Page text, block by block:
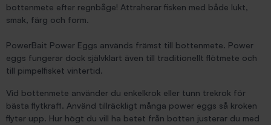
bottenmete efter regnbåge! Attraherar fisken med både lukt,
smak, färg och form.
PowerBait Power Eggs används främst till bottenmete. Power
eggs fungerar dock självklart även till traditionellt flötmete och
till pimpelfisket vintertid.
Vid bottenmete använder du enkelkrok eller tunn trekrok för
bästa flytkraft. Använd tillräckligt många power eggs så kroken
flyter upp. Hur högt du vill ha betet från botten justerar du med